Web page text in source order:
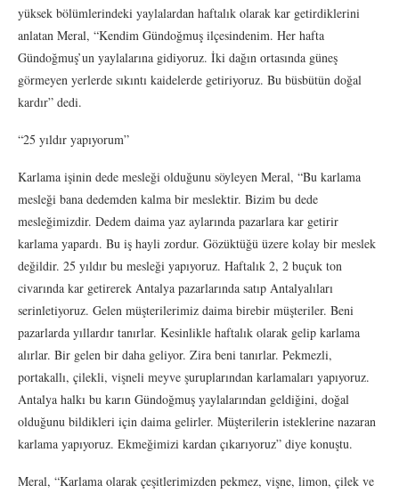
yüksek bölümlerindeki yaylalardan haftalık olarak kar getirdiklerini
anlatan Meral, “Kendim Gündoğmuş ilçesindenim. Her hafta
Gündoğmuş’un yaylalarına gidiyoruz. İki dağın ortasında güneş
görmeyen yerlerde sıkıntı kaidelerde getiriyoruz. Bu büsbütün doğal
kardır” dedi.
“25 yıldır yapıyorum”
Karlama işinin dede mesleği olduğunu söyleyen Meral, “Bu karlama
mesleği bana dedemden kalma bir meslektir. Bizim bu dede
mesleğimizdir. Dedem daima yaz aylarında pazarlara kar getirir
karlama yapardı. Bu iş hayli zordur. Gözüktüğü üzere kolay bir meslek
değildir. 25 yıldır bu mesleği yapıyoruz. Haftalık 2, 2 buçuk ton
civarında kar getirerek Antalya pazarlarında satıp Antalyalıları
serinletiyoruz. Gelen müşterilerimiz daima birebir müşteriler. Beni
pazarlarda yıllardır tanırlar. Kesinlikle haftalık olarak gelip karlama
alırlar. Bir gelen bir daha geliyor. Zira beni tanırlar. Pekmezli,
portakallı, çilekli, vişneli meyve şuruplarından karlamaları yapıyoruz.
Antalya halkı bu karın Gündoğmuş yaylalarından geldiğini, doğal
olduğunu bildikleri için daima gelirler. Müşterilerin isteklerine nazaran
karlama yapıyoruz. Ekmeğimizi kardan çıkarıyoruz” diye konuştu.
Meral, “Karlama olarak çeşitlerimizden pekmez, vişne, limon, çilek ve